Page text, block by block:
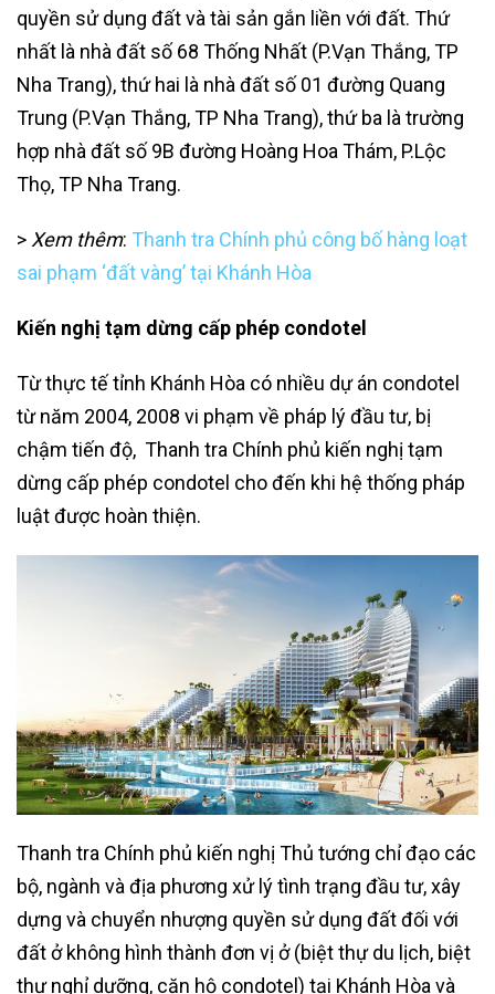
quyền sử dụng đất và tài sản gắn liền với đất. Thứ
nhất là nhà đất số 68 Thống Nhất (P.Vạn Thắng, TP
Nha Trang), thứ hai là nhà đất số 01 đường Quang
Trung (P.Vạn Thắng, TP Nha Trang), thứ ba là trường
hợp nhà đất số 9B đường Hoàng Hoa Thám, P.Lộc
Thọ, TP Nha Trang.
> Xem thêm: Thanh tra Chính phủ công bố hàng loạt
sai phạm ‘đất vàng’ tại Khánh Hòa
Kiến nghị tạm dừng cấp phép condotel
Từ thực tế tỉnh Khánh Hòa có nhiều dự án condotel
từ năm 2004, 2008 vi phạm về pháp lý đầu tư, bị
chậm tiến độ, Thanh tra Chính phủ kiến nghị tạm
dừng cấp phép condotel cho đến khi hệ thống pháp
luật được hoàn thiện.
Thanh tra Chính phủ kiến nghị Thủ tướng chỉ đạo các
bộ, ngành và địa phương xử lý tình trạng đầu tư, xây
dựng và chuyển nhượng quyền sử dụng đất đối với
đất ở không hình thành đơn vị ở (biệt thự du lịch, biệt
thự nghỉ dưỡng, căn hộ condotel) tại Khánh Hòa và